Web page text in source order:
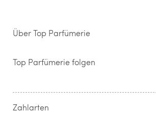
Über Top Parfümerie
Storefinder
Kontakt
Widerrufsrecht & Rückgabebedingungen
Top Parfümerie folgen
Zahlarten